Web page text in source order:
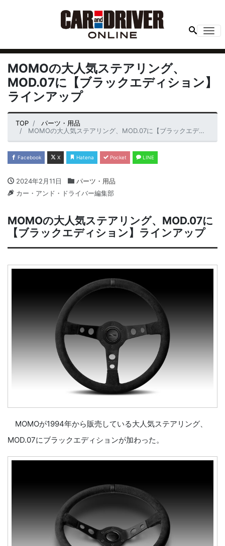
MOMOの大人気ステアリング、
MOD.07に【ブラックエディション】
ラインアップ
TOP
パーツ・用品
MOMOの大人気ステアリング、MOD.07に【ブラックエディション】ラインアップ
Facebook X Hatena Pocket LINE
2024年2月11日
パーツ・用品
カー・アンド・ドライバー編集部
MOMOの大人気ステアリング、MOD.07に
【ブラックエディション】ラインアップ
MOMOが1994年から販売している大人気ステアリング、
MOD.07にブラックエディションが加わった。